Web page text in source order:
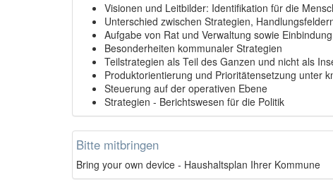
Visionen und Leitbilder: Identifikation für die
Unterschied zwischen Strategien,
Aufgabe von Rat und Verwaltung sowie
Besonderheiten kommunaler Strategien
Teilstrategien als Teil des Ganzen und nicht als
Produktorientierung und Prioritätensetzung unter
Steuerung auf der operativen Ebene
Strategien - Berichtswesen für die Politik
Bitte mitbringen
Bring your own device - Haushaltsplan Ihrer Kommune